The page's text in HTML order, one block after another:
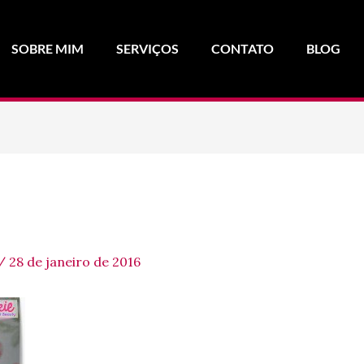
SOBRE MIM SERVIÇOS CONTATO BLOG
/ 28 de janeiro de 2016